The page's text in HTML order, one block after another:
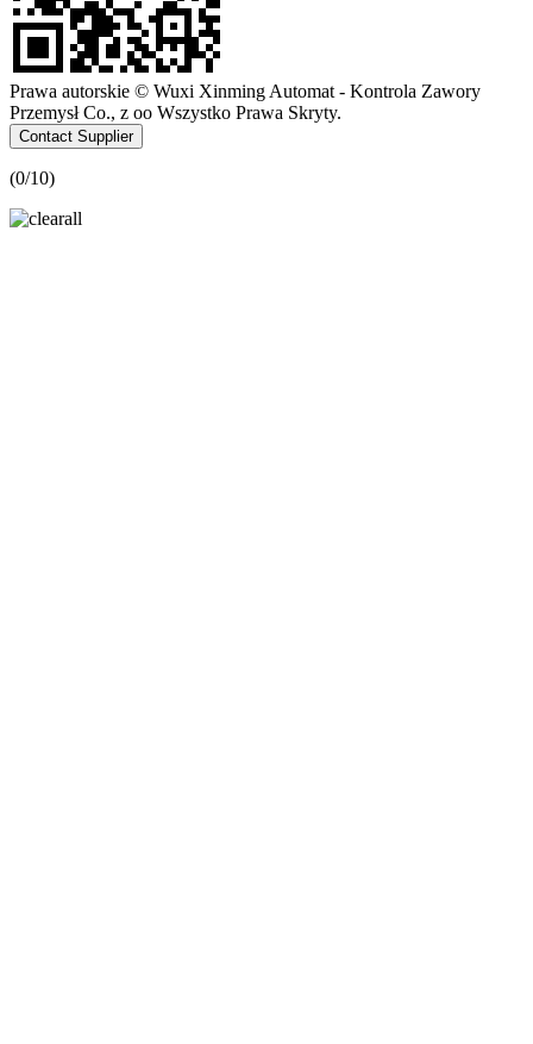
Prawa autorskie © Wuxi Xinming Automat - Kontrola Zawory
Przemysł Co., z oo Wszystko Prawa Skryty.
Contact Supplier
(0/10)